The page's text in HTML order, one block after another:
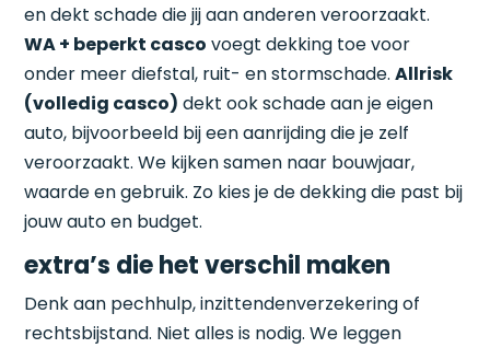
en dekt schade die jij aan anderen veroorzaakt.
WA + beperkt casco voegt dekking toe voor
onder meer diefstal, ruit- en stormschade.Allrisk
(volledig casco) dekt ook schade aan je eigen
auto, bijvoorbeeld bij een aanrijding die je zelf
veroorzaakt. We kijken samen naar bouwjaar,
waarde en gebruik. Zo kies je de dekking die past bij
jouw auto en budget.
extra’s die het verschil maken
Denk aan pechhulp, inzittendenverzekering of
rechtsbijstand. Niet alles is nodig. We leggen